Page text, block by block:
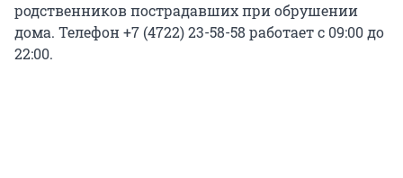
родственников пострадавших при обрушении
дома. Телефон +7 (4722) 23-58-58 работает с 09:00 до
22:00.